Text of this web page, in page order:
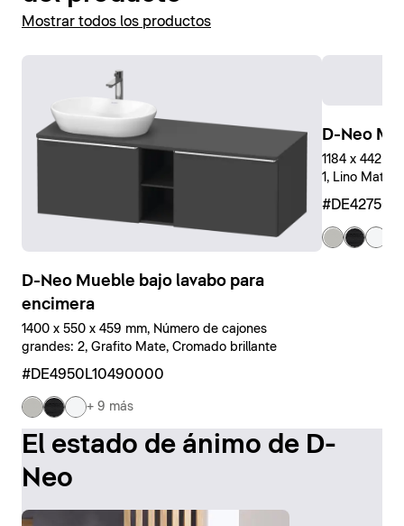
Mostrar todos los productos
D-Neo Mueble bajo lavabo para
encimera
1400 x 550 x 459 mm, Número de cajones
grandes: 2, Grafito Mate, Cromado brillante
#DE4950L10490000
+ 9 más
D-Neo
1184 x 442 x
1, Lino Mate,
El estado de ánimo de D-
Neo